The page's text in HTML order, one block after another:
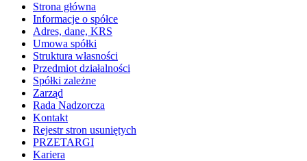
Strona główna
Informacje o spółce
Adres, dane, KRS
Umowa spółki
Struktura własności
Przedmiot działalności
Spółki zależne
Zarząd
Rada Nadzorcza
Kontakt
Rejestr stron usuniętych
PRZETARGI
Kariera